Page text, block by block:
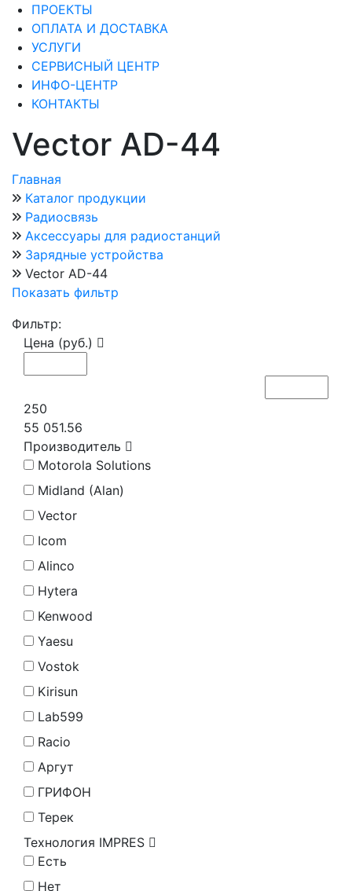
ПРОЕКТЫ
ОПЛАТА И ДОСТАВКА
УСЛУГИ
СЕРВИСНЫЙ ЦЕНТР
ИНФО-ЦЕНТР
КОНТАКТЫ
Vector AD-44
Главная
Каталог продукции
Радиосвязь
Аксессуары для радиостанций
Зарядные устройства
Vector AD-44
Показать фильтр
Фильтр:
Цена (руб.)
250
55 051.56
Производитель
Motorola Solutions
Midland (Alan)
Vector
Icom
Alinco
Hytera
Kenwood
Yaesu
Vostok
Kirisun
Lab599
Racio
Аргут
ГРИФОН
Терек
Технология IMPRES
Есть
Нет